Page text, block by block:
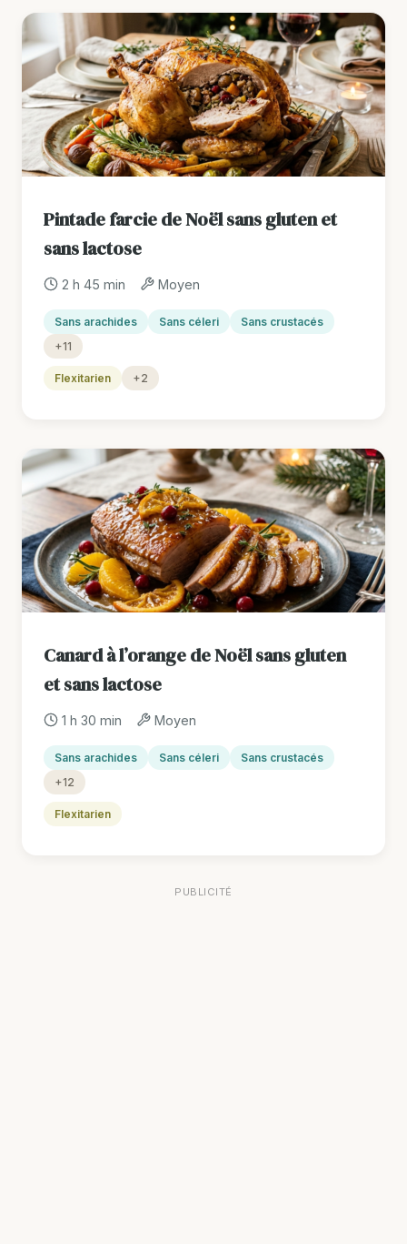
Pintade farcie de Noël sans gluten et
sans lactose
2 h 45 min Moyen
Sans arachides Sans céleri
Sans crustacés
+11
Flexitarien +2
Canard à l’orange de Noël sans gluten
et sans lactose
1 h 30 min Moyen
Sans arachides Sans céleri
Sans crustacés
+12
Flexitarien
PUBLICITÉ